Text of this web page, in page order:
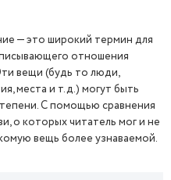
— это широкий термин для
отношения
вещи (будь то люди,
места и т.д.) могут быть
С помощью сравнения
о которых читатель мог и не
вещь более узнаваемой.